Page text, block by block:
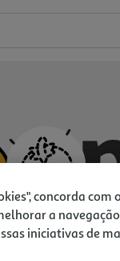
concorda com
a
iniciativas de